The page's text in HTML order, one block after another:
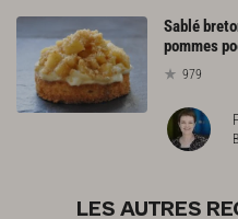
Sablé
pommes
979
LES AUTRES